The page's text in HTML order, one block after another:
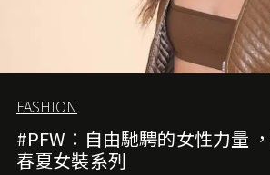
FASHION
#PFW：自由馳騁的女性力量
春夏女裝系列